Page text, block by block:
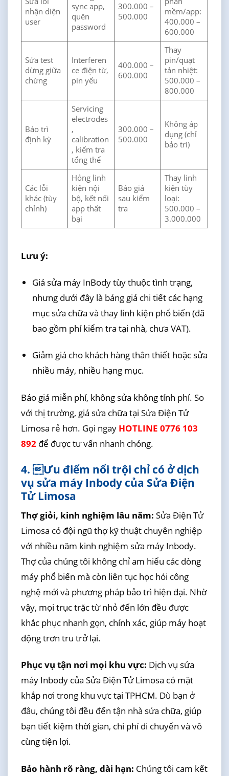
nhận diện
user
sync app,
quên
password
300.000 –
500.000
mềm/app:
400.000 –
600.000
Sửa test
dừng giữa
chừng
Interferen
ce điện từ,
pin yếu
400.000 –
600.000
Thay
pin/quạt
tản nhiệt:
500.000 –
800.000
Bảo trì
định kỳ
Servicing
electrodes
,
calibration
, kiểm tra
tổng thể
300.000 –
500.000
Không áp
dụng (chỉ
bảo trì)
Các lỗi
khác (tùy
chỉnh)
Hỏng linh
kiện nội
bộ, kết nối
app thất
bại
Báo giá
sau kiểm
tra
Thay linh
kiện tùy
loại:
500.000 –
3.000.000
Lưu ý:
Giá sửa máy InBody tùy thuộc tình trạng,
nhưng dưới đây là bảng giá chi tiết các hạng
mục sửa chữa và thay linh kiện phổ biến (đã
bao gồm phí kiểm tra tại nhà, chưa VAT).
Giảm giá cho khách hàng thân thiết hoặc sửa
nhiều máy, nhiều hạng mục.
Báo giá miễn phí, không sửa không tính phí. So
với thị trường, giá sửa chữa tại Sửa Điện Tử
Limosa rẻ hơn. Gọi ngay HOTLINE 0776 103
892để được tư vấn nhanh chóng.
4. Ưu điểm nổi trội chỉ có ở dịch
vụ sửa máy Inbody của Sửa Điện
Tử Limosa
Thợ giỏi, kinh nghiệm lâu năm: Sửa Điện Tử
Limosa có đội ngũ thợ kỹ thuật chuyên nghiệp
với nhiều năm kinh nghiệm sửa máy Inbody.
Thợ của chúng tôi không chỉ am hiểu các dòng
máy phổ biến mà còn liên tục học hỏi công
nghệ mới và phương pháp bảo trì hiện đại. Nhờ
vậy, mọi trục trặc từ nhỏ đến lớn đều được
khắc phục nhanh gọn, chính xác, giúp máy hoạt
động trơn tru trở lại.
Phục vụ tận nơi mọi khu vực: Dịch vụ sửa
máy Inbody của Sửa Điện Tử Limosa có mặt
khắp nơi trong khu vực tại TPHCM. Dù bạn ở
đâu, chúng tôi đều đến tận nhà sửa chữa, giúp
bạn tiết kiệm thời gian, chi phí di chuyển và vô
cùng tiện lợi.
Bảo hành rõ ràng, dài hạn: Chúng tôi cam kết